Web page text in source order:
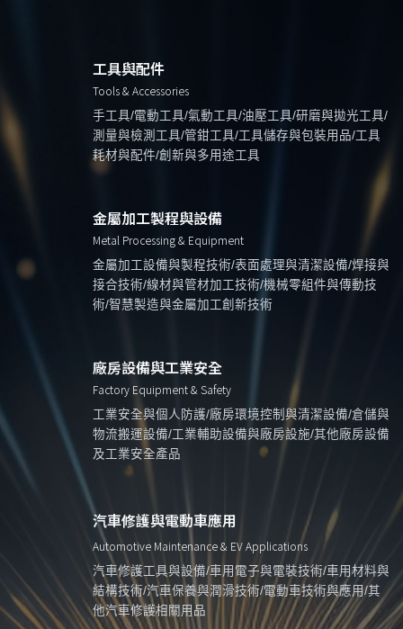
工具與配件
Tools & Accessories
手工具/電動工具/氣動工具/油壓工具/研磨與拋光工具/
測量與檢測工具/管鉗工具/工具儲存與包裝用品/工具
耗材與配件/創新與多用途工具
金屬加工製程與設備
Metal Processing & Equipment
金屬加工設備與製程技術/表面處理與清潔設備/焊接與
接合技術/線材與管材加工技術/機械零組件與傳動技
術/智慧製造與金屬加工創新技術
廠房設備與工業安全
Factory Equipment & Safety
工業安全與個人防護/廠房環境控制與清潔設備/倉儲與
物流搬運設備/工業輔助設備與廠房設施/其他廠房設備
及工業安全產品
汽車修護與電動車應用
Automotive Maintenance & EV Applications
汽車修護工具與設備/車用電子與電裝技術/車用材料與
結構技術/汽車保養與潤滑技術/電動車技術與應用/其
他汽車修護相關用品